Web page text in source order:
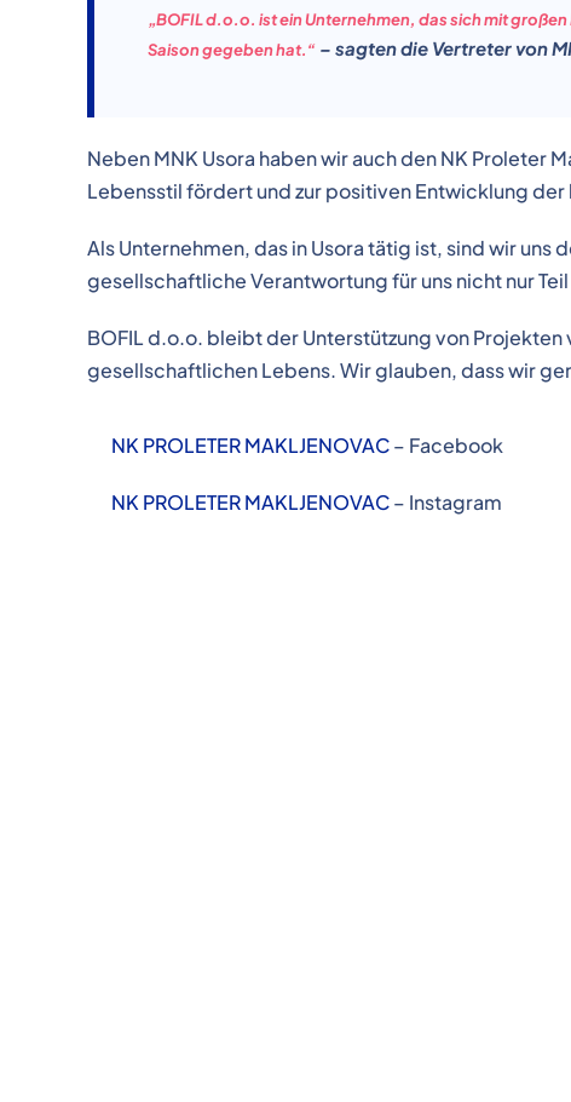
„BOFIL d.o.o. ist ein Unternehmen, das sich mit
Saison gegeben hat.“ – sagten die Vertreter von
Neben MNK Usora haben wir auch den NK
Lebensstil fördert und zur positiven Entwicklung
Als Unternehmen, das in Usora tätig ist, sind wir
gesellschaftliche Verantwortung für uns nicht nur
BOFIL d.o.o. bleibt der Unterstützung von
gesellschaftlichen Lebens. Wir glauben, dass wir
NK PROLETER MAKLJENOVAC– Facebook
NK PROLETER MAKLJENOVAC– Instagram